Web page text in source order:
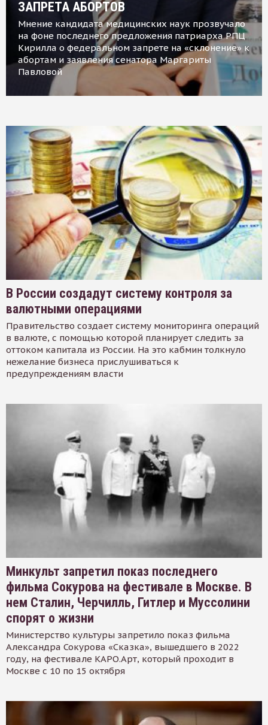
ЗАПРЕТА АБОРТОВ
Мнение кандидата медицинских наук прозвучало
на фоне последнего предложения патриарха РПЦ
Кирилла о федеральном запрете на «склонение» к
абортам и заявления сенатора Маргариты
Павловой
В России создадут систему контроля за
валютными операциями
Правительство создает систему мониторинга операций
в валюте, с помощью которой планирует следить за
оттоком капитала из России. На это кабмин толкнуло
нежелание бизнеса прислушиваться к
предупреждениям власти
Минкульт запретил показ последнего
фильма Сокурова на фестивале в Москве. В
нем Сталин, Черчилль, Гитлер и Муссолини
спорят о жизни
Министерство культуры запретило показ фильма
Александра Сокурова «Сказка», вышедшего в 2022
году, на фестивале КАРО.Арт, который проходит в
Москве с 10 по 15 октября